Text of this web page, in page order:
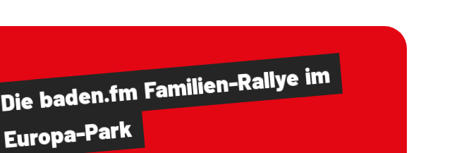
Die baden.fmFamilien-Rallyeim
Europa-Park